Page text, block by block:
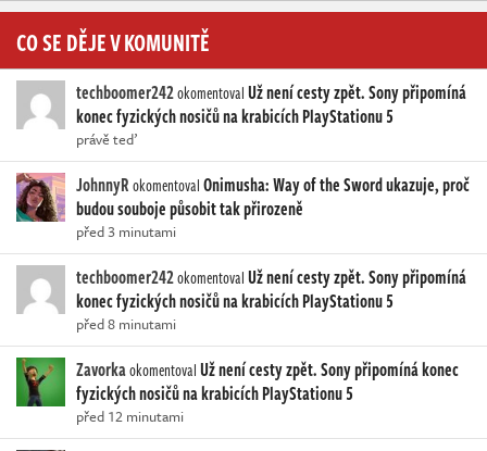
CO SE DĚJE V KOMUNITĚ
techboomer242okomentovalUž není cesty zpět. Sony připomíná
konec fyzických nosičů na krabicích PlayStationu 5
právě teď
JohnnyRokomentovalOnimusha: Way of the Sword ukazuje, proč
budou souboje působit tak přirozeně
před 3 minutami
techboomer242okomentovalUž není cesty zpět. Sony připomíná
konec fyzických nosičů na krabicích PlayStationu 5
před 8 minutami
ZavorkaokomentovalUž není cesty zpět. Sony připomíná konec
fyzických nosičů na krabicích PlayStationu 5
před 12 minutami